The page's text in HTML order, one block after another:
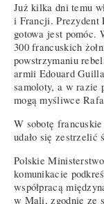
Już kilka dni temu
i Francji. Prezydent
gotowa jest pomóc.
300 francuskich
powstrzymaniu
armii Edouard
samoloty, a w razie
mogą myśliwce
W sobotę
udało się zestrzelić
Polskie
komunikacie
współpracą
w Mali, zgodnie ze